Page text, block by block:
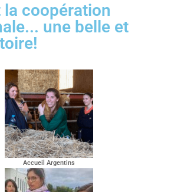
la coopération
une belle et
Accueil Argentins